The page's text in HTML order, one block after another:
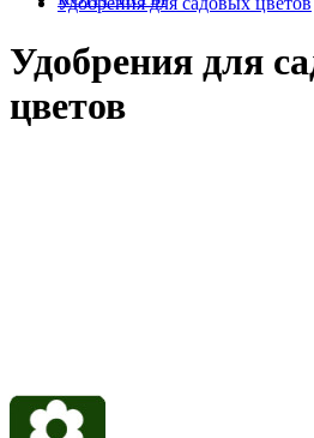
Удобрения для
цветов